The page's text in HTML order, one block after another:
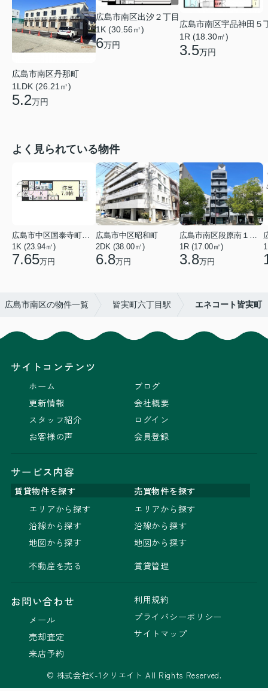
広島市南区丹那町
1LDK (26.21㎡)
5.2万円
広島市南区出汐２丁目
1K (30.56㎡)
6万円
広島市南区宇品神田５
1R (18.30㎡)
3.5万円
よく見られている物件
1K (23.94㎡)
7.65万円
広島市中区昭和町
2DK (38.00㎡)
6.8万円
1R (17.00㎡)
3.8万円
広島市南区の物件一覧 皆実町六丁目駅 エネコート皆実町
サイトコンテンツ
ホーム
更新情報
スタッフ紹介
お客様の声
ブログ
会社概要
ログイン
会員登録
サービス内容
賃貸物件を探す
売買物件を探す
エリアから探す
沿線から探す
地図から探す
不動産を売る
エリアから探す
沿線から探す
地図から探す
賃貸管理
お問い合わせ
メール
売却査定
来店予約
利用規約
プライバシーポリシー
サイトマップ
© 株式会社K-1クリエイト All Rights Reserved.